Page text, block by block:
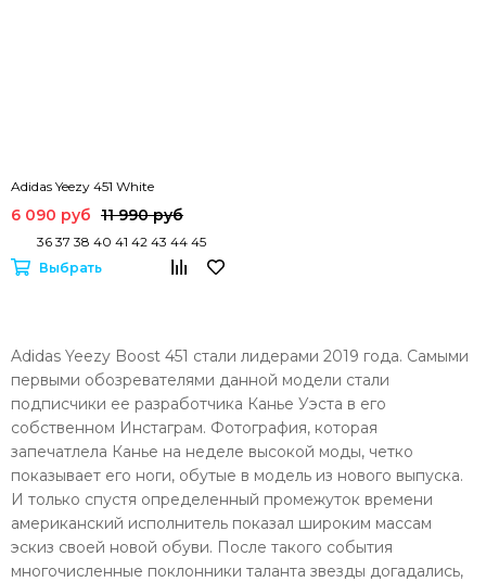
Adidas Yeezy 451 White
6 090 руб 11 990 руб
36 37 38 40 41 42 43 44 45
Выбрать
Adidas Yeezy Boost 451 стали лидерами 2019 года. Самыми
первыми обозревателями данной модели стали
подписчики ее разработчика Канье Уэста в его
собственном Инстаграм. Фотография, которая
запечатлела Канье на неделе высокой моды, четко
показывает его ноги, обутые в модель из нового выпуска.
И только спустя определенный промежуток времени
американский исполнитель показал широким массам
эскиз своей новой обуви. После такого события
многочисленные поклонники таланта звезды догадались,